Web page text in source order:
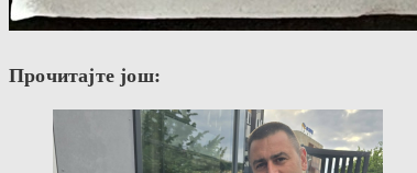
Прочитајте још: